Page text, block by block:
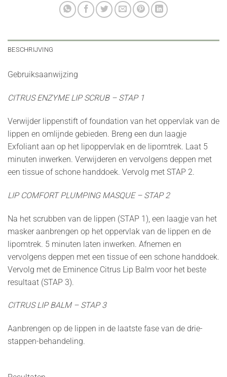
BESCHRIJVING
Gebruiksaanwijzing
CITRUS ENZYME LIP SCRUB – STAP 1
Verwijder lippenstift of foundation van het oppervlak van de
lippen en omlijnde gebieden. Breng een dun laagje
Exfoliant aan op het lipoppervlak en de lipomtrek. Laat 5
minuten inwerken. Verwijderen en vervolgens deppen met
een tissue of schone handdoek. Vervolg met STAP 2.
LIP COMFORT PLUMPING MASQUE – STAP 2
Na het scrubben van de lippen (STAP 1), een laagje van het
masker aanbrengen op het oppervlak van de lippen en de
lipomtrek. 5 minuten laten inwerken. Afnemen en
vervolgens deppen met een tissue of een schone handdoek.
Vervolg met de Eminence Citrus Lip Balm voor het beste
resultaat (STAP 3).
CITRUS LIP BALM – STAP 3
Aanbrengen op de lippen in de laatste fase van de drie-
stappen-behandeling.